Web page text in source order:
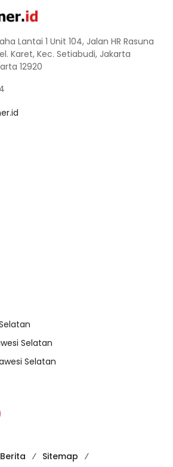
Lantai 1 Unit 104, Jalan HR Rasuna
Karet, Kec. Setiabudi, Jakarta
12920
Selatan
Selatan
Sitemap